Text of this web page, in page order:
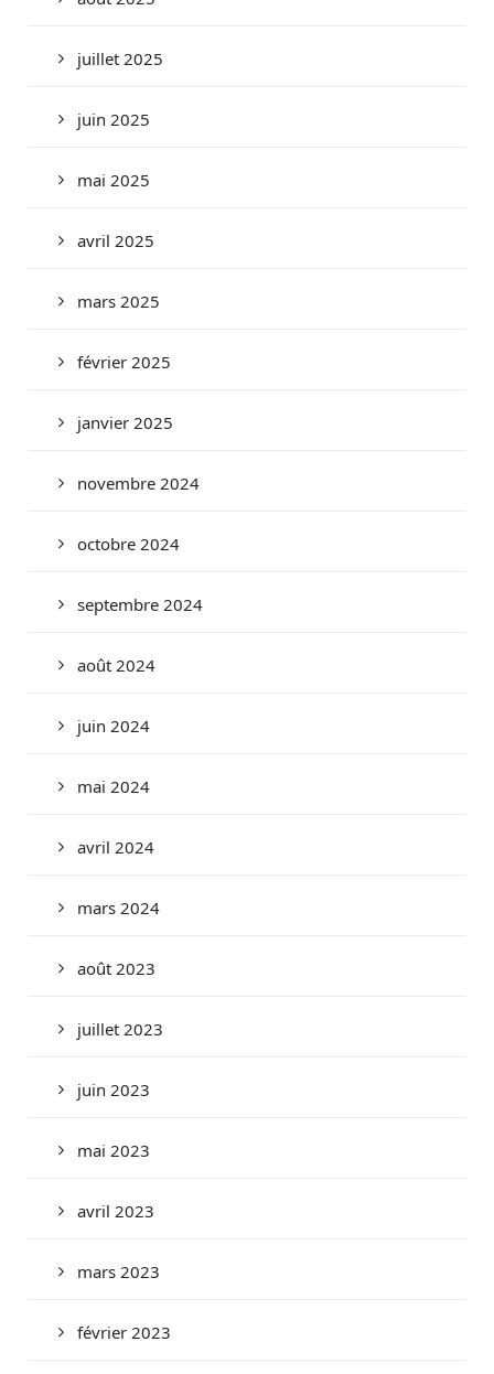
juillet 2025
juin 2025
mai 2025
avril 2025
mars 2025
février 2025
janvier 2025
novembre 2024
octobre 2024
septembre 2024
août 2024
juin 2024
mai 2024
avril 2024
mars 2024
août 2023
juillet 2023
juin 2023
mai 2023
avril 2023
mars 2023
février 2023